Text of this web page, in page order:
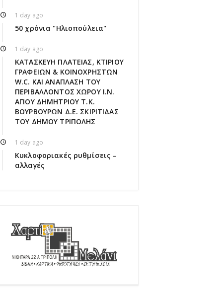
1 day ago
50 χρόνια "Ηλιοπούλεια"
1 day ago
ΚΑΤΑΣΚΕΥΗ ΠΛΑΤΕΙΑΣ, ΚΤΙΡΙΟΥ
ΓΡΑΦΕΙΩΝ & ΚΟΙΝΟΧΡΗΣΤΩΝ
W.C. ΚΑΙ ΑΝΑΠΛΑΣΗ ΤΟΥ
ΠΕΡΙΒΑΛΛΟΝΤΟΣ ΧΩΡΟΥ Ι.Ν.
ΑΓΙΟΥ ΔΗΜΗΤΡΙΟΥ Τ.Κ.
ΒΟΥΡΒΟΥΡΩΝ Δ.Ε. ΣΚΙΡΙΤΙΔΑΣ
ΤΟΥ ΔΗΜΟΥ ΤΡΙΠΟΛΗΣ
1 day ago
Κυκλοφοριακές ρυθμίσεις –
αλλαγές